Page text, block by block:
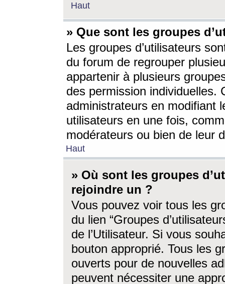
Haut
» Que sont les groupes
Les groupes d’utilisateurs
du forum de regrouper
appartenir à plusieurs
des permission individuelles.
administrateurs en modifiant
utilisateurs en une fois,
modérateurs ou bien de leur
Haut
» Où sont les groupes
rejoindre un ?
Vous pouvez voir tous les
du lien “Groupes
de l’Utilisateur. Si vous
bouton approprié. Tous les
ouverts pour de nouvelles
peuvent nécessiter une